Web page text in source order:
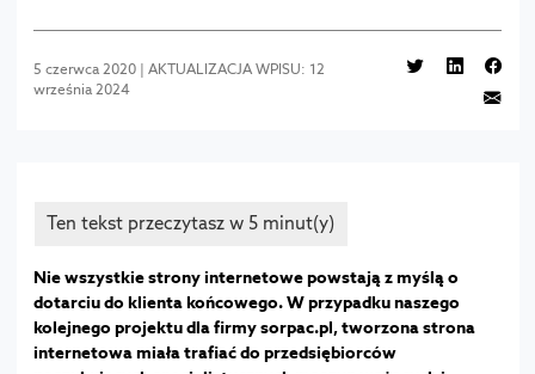
5 czerwca 2020 | AKTUALIZACJA WPISU: 12
września 2024
Nie wszystkie strony internetowe powstają z myślą o
dotarciu do klienta końcowego. W przypadku naszego
kolejnego projektu dla firmy sorpac.pl, tworzona strona
internetowa miała trafiać do przedsiębiorców